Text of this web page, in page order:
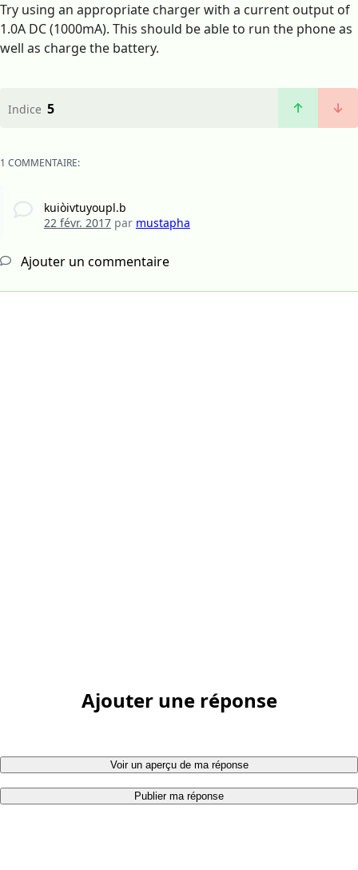
Try using an appropriate charger with a current output of
1.0A DC (1000mA). This should be able to run the phone as
well as charge the battery.
Indice 5
1 COMMENTAIRE:
kuiòivtuyoupl.b
22 févr. 2017par mustapha
Ajouter un commentaire
Ajouter une réponse
Voir un aperçu de ma réponse
Publier ma réponse